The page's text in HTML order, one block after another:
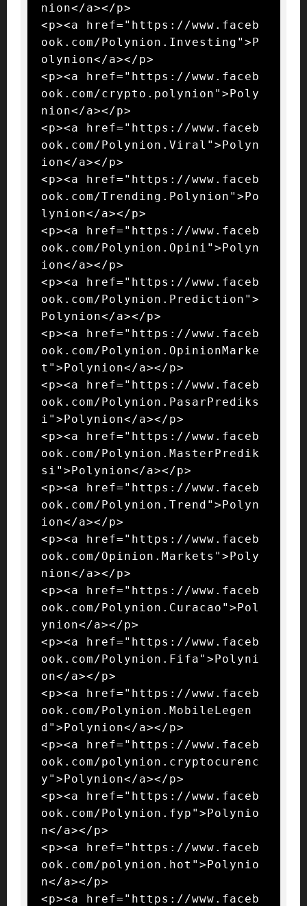
nion</a></p>
<p><a href="https://www.faceb
ook.com/Polynion.Investing">P
olynion</a></p>
<p><a href="https://www.faceb
ook.com/crypto.polynion">Poly
nion</a></p>
<p><a href="https://www.faceb
ook.com/Polynion.Viral">Polyn
ion</a></p>
<p><a href="https://www.faceb
ook.com/Trending.Polynion">Po
lynion</a></p>
<p><a href="https://www.faceb
ook.com/Polynion.Opini">Polyn
ion</a></p>
<p><a href="https://www.faceb
ook.com/Polynion.Prediction">
Polynion</a></p>
<p><a href="https://www.faceb
ook.com/Polynion.OpinionMarke
t">Polynion</a></p>
<p><a href="https://www.faceb
ook.com/Polynion.PasarPrediks
i">Polynion</a></p>
<p><a href="https://www.faceb
ook.com/Polynion.MasterPredik
si">Polynion</a></p>
<p><a href="https://www.faceb
ook.com/Polynion.Trend">Polyn
ion</a></p>
<p><a href="https://www.faceb
ook.com/Opinion.Markets">Poly
nion</a></p>
<p><a href="https://www.faceb
ook.com/Polynion.Curacao">Pol
ynion</a></p>
<p><a href="https://www.faceb
ook.com/Polynion.Fifa">Polyni
on</a></p>
<p><a href="https://www.faceb
ook.com/Polynion.MobileLegen
d">Polynion</a></p>
<p><a href="https://www.faceb
ook.com/polynion.cryptocurenc
y">Polynion</a></p>
<p><a href="https://www.faceb
ook.com/Polynion.fyp">Polynio
n</a></p>
<p><a href="https://www.faceb
ook.com/polynion.hot">Polynio
n</a></p>
<p><a href="https://www.faceb